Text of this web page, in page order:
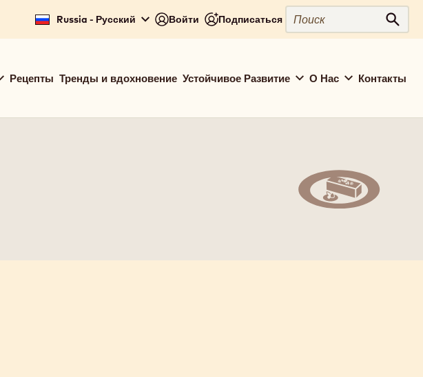
Russia - Русский Войти Подписаться
Поиск
Поиск
Рецепты Тренды и вдохновение Устойчивое Развитие О Нас Контакты